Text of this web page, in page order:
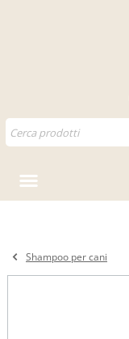
Shampoo per cani